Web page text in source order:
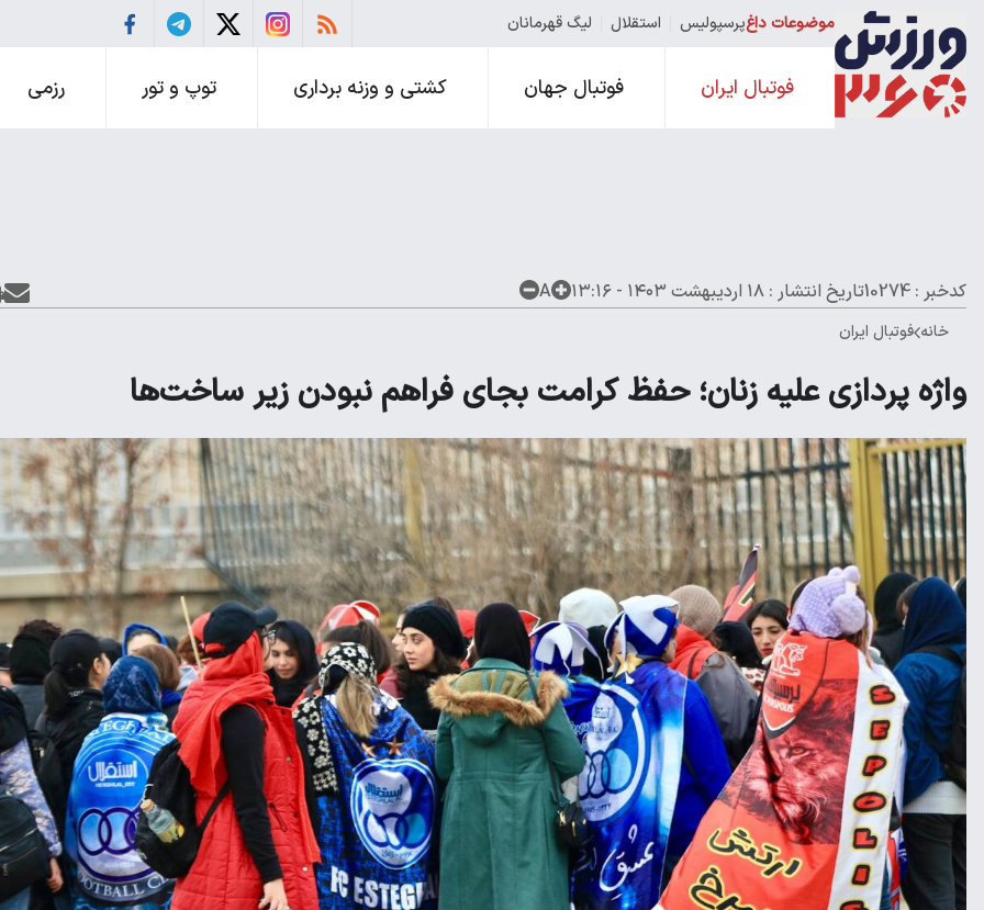
موضوعات داغپرسپولیس استقلال لیگ قهرمانان
فوتبال ایران فوتبال جهان کشتی و وزنه برداری توپ و تور رزمی
کدخبر : 10274 تاریخ انتشار : ۱۸ اردیبهشت ۱۴۰۳ - ۱۳:۱۶ A
خانه فوتبال ایران
واژه پردازی علیه زنان؛ حفظ کرامت بجای فراهم نبودن زیر ساخت‌ها